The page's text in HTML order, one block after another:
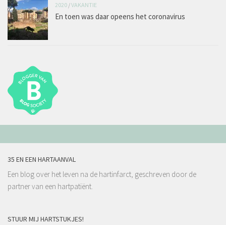
2020 /VAKANTIE
En toen was daar opeens het coronavirus
35 EN EEN HARTAANVAL
Een blog over het leven na de hartinfarct, geschreven door de
partner van een hartpatiënt.
STUUR MIJ HARTSTUKJES!